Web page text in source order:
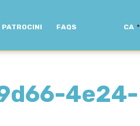
PATROCINI FAQS CA ·
4e24-